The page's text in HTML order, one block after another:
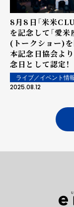
8月8日「米米
を記念して「愛米
(トークショー)を
本記念日協会よ
念日として認定！
ライブ／イベント情
2025.08.12